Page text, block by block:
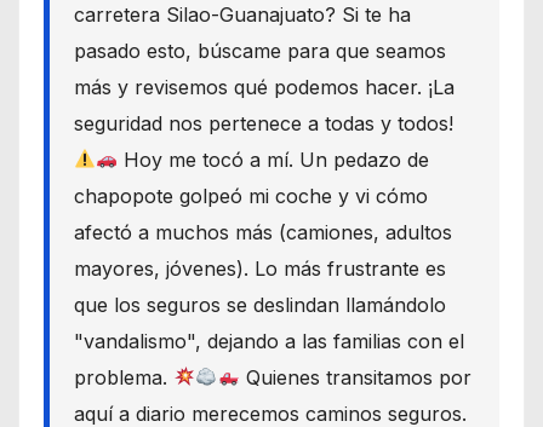
carretera Silao-Guanajuato? Si te ha
pasado esto, búscame para que seamos
más y revisemos qué podemos hacer. ¡La
seguridad nos pertenece a todas y todos!
Hoy me tocó a mí. Un pedazo de
chapopote golpeó mi coche y vi cómo
afectó a muchos más (camiones, adultos
mayores, jóvenes). Lo más frustrante es
que los seguros se deslindan llamándolo
"vandalismo", dejando a las familias con el
problema.
Quienes transitamos por
aquí a diario merecemos caminos seguros.